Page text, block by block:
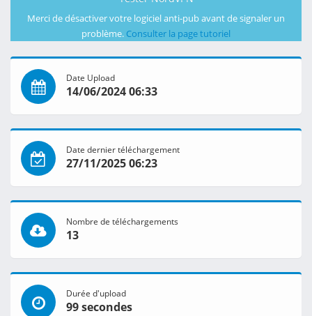
Merci de désactiver votre logiciel anti-pub avant de signaler un
problème. Consulter la page tutoriel
Date Upload
14/06/2024 06:33
Date dernier téléchargement
27/11/2025 06:23
Nombre de téléchargements
13
Durée d'upload
99 secondes